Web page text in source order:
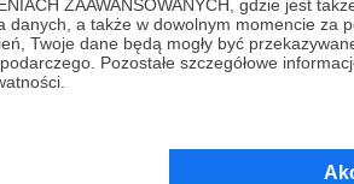
ZAAWANSOWANYCH, gdzie jest
a także w dowolnym momencie za
Twoje dane będą mogły być
Pozostałe szczegółowe